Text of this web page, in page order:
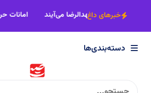
×
دسته‌بندی‌ها
سیاسی
خبرهای داغ
اصناف خراسان رضوی پای‌کار زائران پیاده
دسته‌بندی‌ها